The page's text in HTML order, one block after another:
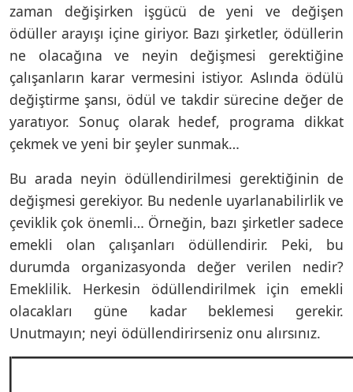
zaman değişirken işgücü de yeni ve değişen
ödüller arayışı içine giriyor. Bazı şirketler, ödüllerin
ne olacağına ve neyin değişmesi gerektiğine
çalışanların karar vermesini istiyor. Aslında ödülü
değiştirme şansı, ödül ve takdir sürecine değer de
yaratıyor. Sonuç olarak hedef, programa dikkat
çekmek ve yeni bir şeyler sunmak…
Bu arada neyin ödüllendirilmesi gerektiğinin de
değişmesi gerekiyor. Bu nedenle uyarlanabilirlik ve
çeviklik çok önemli… Örneğin, bazı şirketler sadece
emekli olan çalışanları ödüllendirir. Peki, bu
durumda organizasyonda değer verilen nedir?
Emeklilik. Herkesin ödüllendirilmek için emekli
olacakları güne kadar beklemesi gerekir.
Unutmayın; neyi ödüllendirirseniz onu alırsınız.